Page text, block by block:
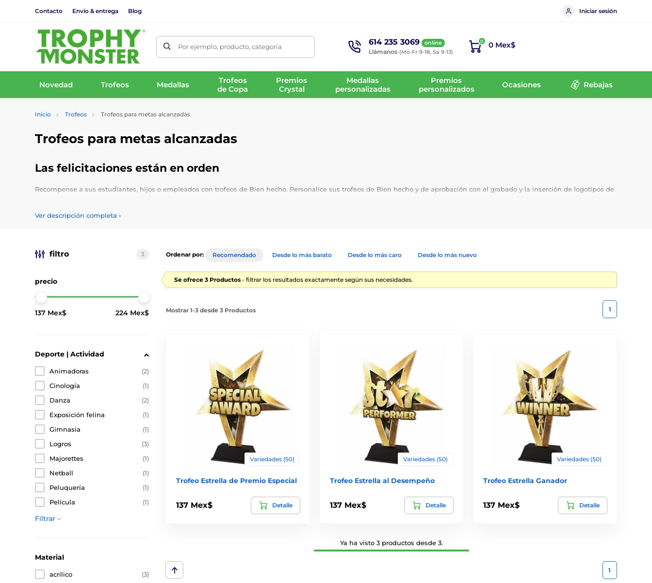
Contacto Envío & entrega Blog Iniciar sesión
Por ejemplo, producto, categoría 614 235 3069 online
Llámanos (Mo-Fr 9-18, Sa 9-13)
0 0 Mex$
Novedad Trofeos Medallas
Trofeos
de Copa
Premios
Crystal
Medallas
personalizadas
Premios
personalizados
Ocasiones Rebajas
Inicio Trofeos Trofeos para metas alcanzadas
Trofeos para metas alcanzadas
Las felicitaciones están en orden
Recompense a sus estudiantes, hijos o empleados con trofeos de Bien hecho. Personalice sus trofeos de Bien hecho y de aprobación con el grabado y la inserción de logotipos de
Ver descripción completa ›
filtro 3
precio
137 Mex$ 224 Mex$
Deporte | Actividad
Animadoras
(2)
Cinología
(1)
Danza
(2)
Exposición felina
(1)
Gimnasia
(1)
Logros
(3)
Majorettes
(1)
Netball
(1)
Peluquería
(1)
Película
(1)
Filtrar
Material
acrílico (3)
Ordenar por: Recomendado Desde lo más barato Desde lo más caro Desde lo más nuevo
Se ofrece 3 Productos - filtrar los resultados exactamente según sus necesidades.
Mostrar 1-3 desde 3 Productos 1
Variedades (50)
Trofeo Estrella de Premio Especial
137 Mex$ Detalle
Variedades (50)
Trofeo Estrella al Desempeño
137 Mex$ Detalle
Variedades (50)
Trofeo Estrella Ganador
137 Mex$ Detalle
Ya ha visto 3 productos desde 3.
1